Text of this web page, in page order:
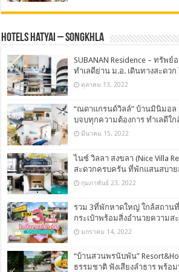
Hotels Hatyai – Songkhla
SUBANAN Residence – ทรัพ
ทำเลดีย่าน ม.อ. เดินทางสะดว
ตุลาคม 13, 2022
“ณดาแกรนด์วิลล์” บ้านมินิมอ
บจบทุกความต้องการ ทำเลดีใ
มีนาคม 15, 2022
ไนซ์ วิลลา สงขลา (Nice Villa
สะดวกครบครัน ที่พักแสนสบา
กุมภาพันธ์ 23, 2022
รวม 3ที่พักหาดใหญ่ ใกล้สถาน
กระเป๋าพร้อมสิ่งอำนวยความส
มกราคม 14, 2022
“บ้านสวนพรนับพัน”
ธรรมชาติ ฟังเสียงลำธาร พร้อ